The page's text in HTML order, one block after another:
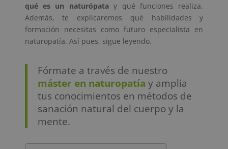
qué es un naturópatay qué funciones realiza.
Además, te explicaremos qué habilidades y
formación necesitas como futuro especialista en
naturopatía. Así pues, sigue leyendo.
Fórmate a través de nuestro
máster en naturopatía y amplia
tus conocimientos en métodos de
sanación natural del cuerpo y la
mente.